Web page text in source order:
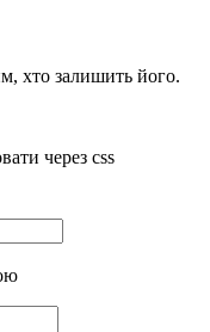
хто залишить його.
через css